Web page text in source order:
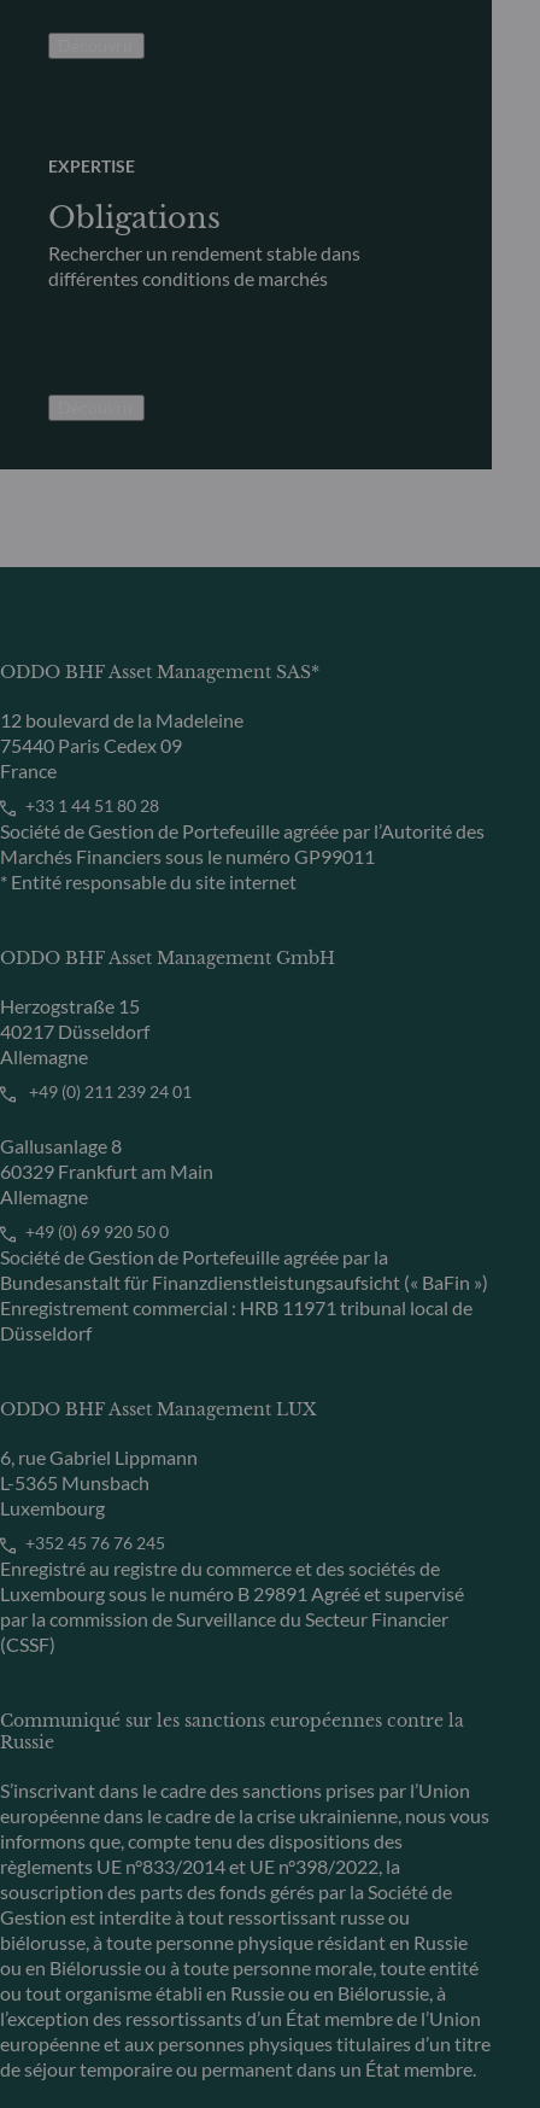
EXPERTISE
Obligations
Rechercher un rendement stable dans
différentes conditions de marchés
ODDO BHF Asset Management SAS*
12 boulevard de la Madeleine
75440 Paris Cedex 09
France
+33 1 44 51 80 28
Société de Gestion de Portefeuille agréée par l’Autorité des
Marchés Financiers sous le numéro GP99011
* Entité responsable du site internet
ODDO BHF Asset Management GmbH
Herzogstraße 15
40217 Düsseldorf
Allemagne
+49 (0) 211 239 24 01
Gallusanlage 8
60329 Frankfurt am Main
Allemagne
+49 (0) 69 920 50 0
Société de Gestion de Portefeuille agréée par la
Bundesanstalt für Finanzdienstleistungsaufsicht (« BaFin »)
Enregistrement commercial : HRB 11971 tribunal local de
Düsseldorf
ODDO BHF Asset Management LUX
6, rue Gabriel Lippmann
L-5365 Munsbach
Luxembourg
+352 45 76 76 245
Enregistré au registre du commerce et des sociétés de
Luxembourg sous le numéro B 29891 Agréé et supervisé
par la commission de Surveillance du Secteur Financier
(CSSF)
Communiqué sur les sanctions européennes contre la
Russie
S’inscrivant dans le cadre des sanctions prises par l’Union
européenne dans le cadre de la crise ukrainienne, nous vous
informons que, compte tenu des dispositions des
règlements UE n°833/2014 et UE n°398/2022, la
souscription des parts des fonds gérés par la Société de
Gestion est interdite à tout ressortissant russe ou
biélorusse, à toute personne physique résidant en Russie
ou en Biélorussie ou à toute personne morale, toute entité
ou tout organisme établi en Russie ou en Biélorussie, à
l’exception des ressortissants d’un État membre de l’Union
européenne et aux personnes physiques titulaires d’un titre
de séjour temporaire ou permanent dans un État membre.